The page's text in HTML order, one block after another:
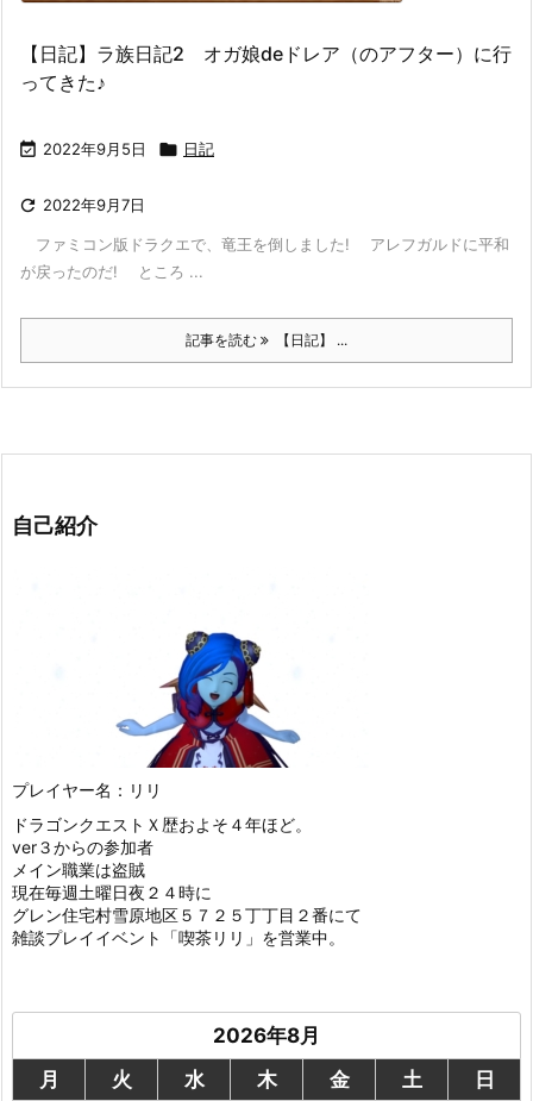
【日記】ラ族日記2 オガ娘deドレア（のアフター）に行
ってきた♪
 2022年9月5日  日記
 2022年9月7日
ファミコン版ドラクエで、竜王を倒しました! アレフガルドに平和
が戻ったのだ! ところ ...
記事を読む 【日記】 ...
自己紹介
プレイヤー名：リリ
ドラゴンクエストＸ歴およそ４年ほど。
ver３からの参加者
メイン職業は盗賊
現在毎週土曜日夜２４時に
グレン住宅村雪原地区５７２５丁丁目２番にて
雑談プレイイベント「喫茶リリ」を営業中。
2026年8月
月
火 水 木 金 土
日